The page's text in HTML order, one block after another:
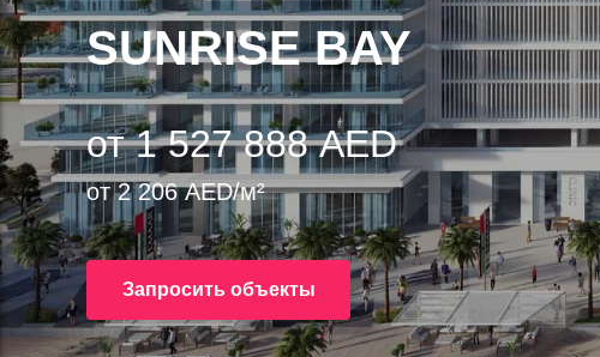
SUNRISE BAY
от 1 527 888 AED
от 2 206 AED/м²
Запросить объекты